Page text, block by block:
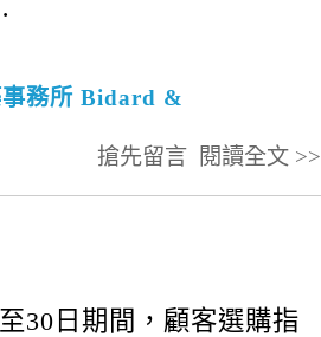
事務所 Bidard &
閱讀全文 >>
搶先留言
30日期間，顧客選購指